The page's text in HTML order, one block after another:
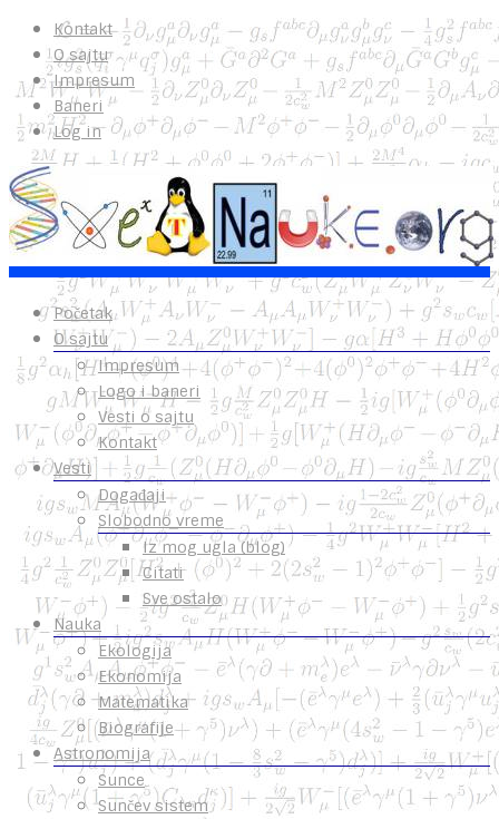
Kontakt
O sajtu
Impresum
Baneri
Log in
Početak
O sajtu
Impresum
Logo i baneri
Vesti o sajtu
Kontakt
Vesti
Događaji
Slobodno vreme
Iz mog ugla (blog)
Citati
Sve ostalo
Nauka
Ekologija
Ekonomija
Matematika
Biografije
Astronomija
Sunce
Sunčev sistem